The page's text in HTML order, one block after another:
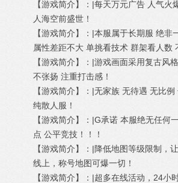
【游戏简介】：|每天万元广告 人气火
人海空前盛世！
【游戏简介】：|本服属于长期服 绝非
属性差距不大 单挑看技术 群架看人数
【游戏简介】：|游戏画面采用复古风
不张扬 注重打击感！
【游戏简介】：|无家族 无待遇 无比
纯散人服！
【游戏简介】：|G承诺 本服绝无任何
点 公平竞技！！！
【游戏简介】：|降低地图等级限制，
线上，称号地图可爆一切！
【游戏简介】：|超多在线活动，24小